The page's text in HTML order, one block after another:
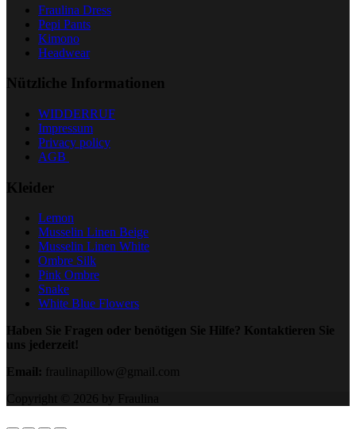
Fraulina Dress
Pepi Pants
Kimono
Headwear
Nützliche Informationen
WIDDERRUF
Impressum
Privacy policy
AGB
Kleider
Lemon
Musselin Linen Beige
Musselin Linen White
Ombre Silk
Pink Ombre
Snake
White Blue Flowers
Haben Sie Fragen oder benötigen Sie Hilfe? Kontaktieren Sie
uns jederzeit!
Email: fraulinapillow@gmail.com
Copyright © 2026 by Fraulina